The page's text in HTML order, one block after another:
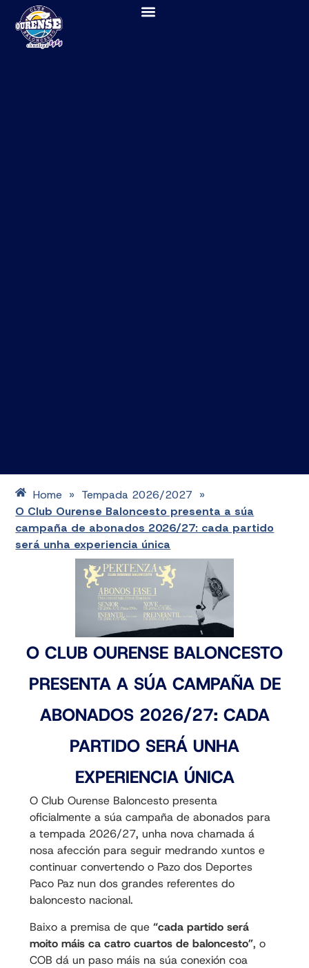
Home » Tempada 2026/2027 »
O Club Ourense Baloncesto presenta a súa
campaña de abonados 2026/27: cada partido
será unha experiencia única
O CLUB OURENSE BALONCESTO
PRESENTA A SÚA CAMPAÑA DE
ABONADOS 2026/27: CADA
PARTIDO SERÁ UNHA
EXPERIENCIA ÚNICA
O Club Ourense Baloncesto presenta
oficialmente a súa campaña de abonados para
a tempada 2026/27, unha nova chamada á
nosa afección para seguir medrando xuntos e
continuar convertendo o Pazo dos Deportes
Paco Paz nun dos grandes referentes do
baloncesto nacional.
Baixo a premisa de que “cada partido será
moito máis ca catro cuartos de baloncesto”, o
COB dá un paso máis na súa conexión coa